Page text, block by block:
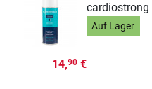
Auf Lager
14,90€